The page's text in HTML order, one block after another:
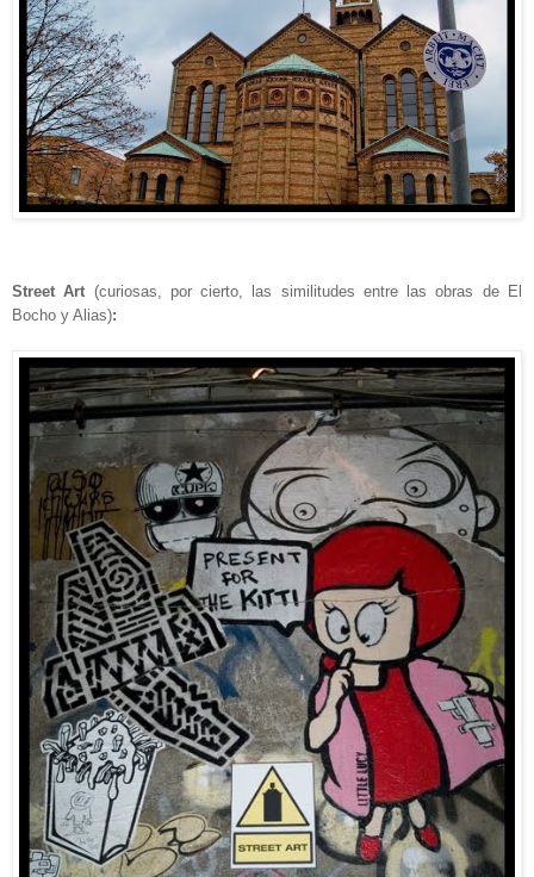
Street Art (curiosas, por cierto, las similitudes entre las obras de El
Bocho y Alias):